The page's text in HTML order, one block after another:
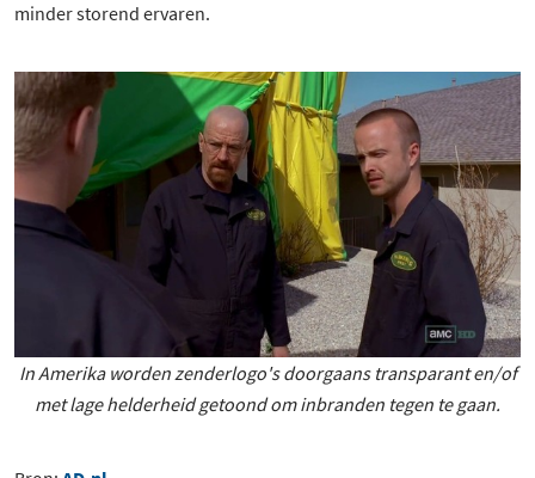
minder storend ervaren.
In Amerika worden zenderlogo's doorgaans transparant en/of
met lage helderheid getoond om inbranden tegen te gaan.